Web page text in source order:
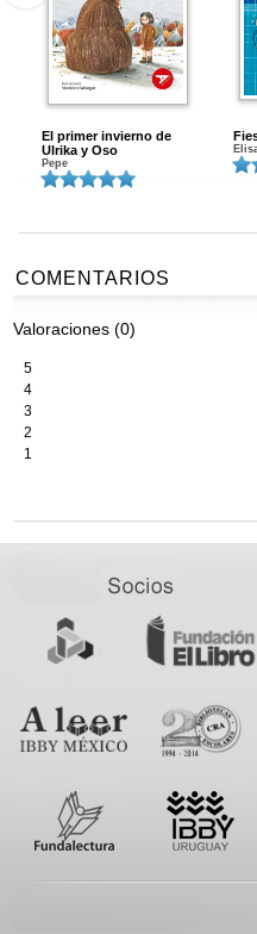
El primer invierno de
Ulrika y Oso
Pepe
COMENTARIOS
Valoraciones (0)
5
4
3
2
1